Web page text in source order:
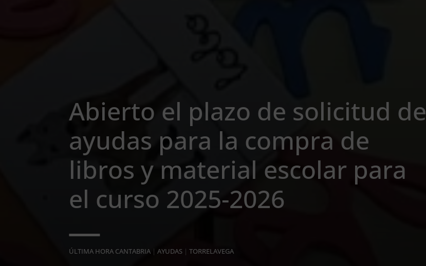
Abierto el plazo de solicitud de
ayudas para la compra de
libros y material escolar para
el curso 2025-2026
ÚLTIMA HORA CANTABRIA |AYUDAS |TORRELAVEGA